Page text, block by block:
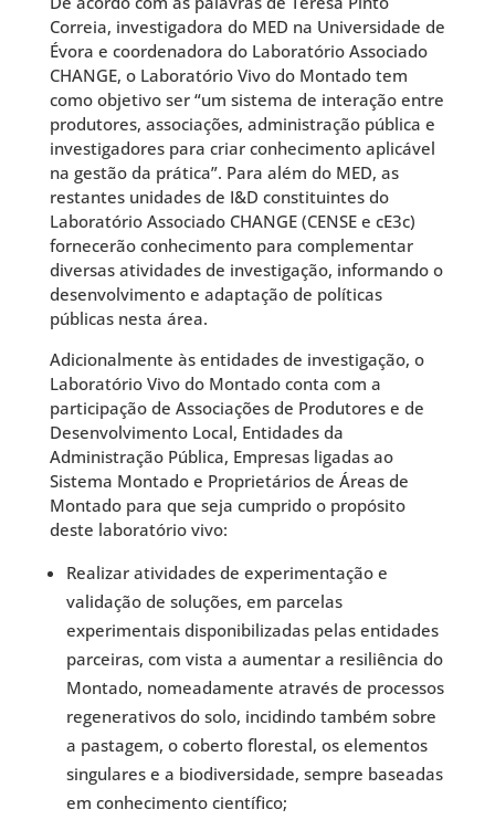
Correia, investigadora do MED na Universidade de
Évora e coordenadora do Laboratório Associado
CHANGE, o Laboratório Vivo do Montado tem
como objetivo ser “um sistema de interação entre
produtores, associações, administração pública e
investigadores para criar conhecimento aplicável
na gestão da prática”. Para além do MED, as
restantes unidades de I&D constituintes do
Laboratório Associado CHANGE (CENSE e cE3c)
fornecerão conhecimento para complementar
diversas atividades de investigação, informando o
desenvolvimento e adaptação de políticas
públicas nesta área.
Adicionalmente às entidades de investigação, o
Laboratório Vivo do Montado conta com a
participação de Associações de Produtores e de
Desenvolvimento Local, Entidades da
Administração Pública, Empresas ligadas ao
Sistema Montado e Proprietários de Áreas de
Montado para que seja cumprido o propósito
deste laboratório vivo:
Realizar atividades de experimentação e
validação de soluções, em parcelas
experimentais disponibilizadas pelas entidades
parceiras, com vista a aumentar a resiliência do
Montado, nomeadamente através de processos
regenerativos do solo, incidindo também sobre
a pastagem, o coberto florestal, os elementos
singulares e a biodiversidade, sempre baseadas
em conhecimento científico;